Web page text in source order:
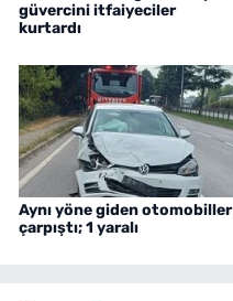
güvercini itfaiyeciler
kurtardı
Aynı yöne giden otomobiller
çarpıştı; 1 yaralı